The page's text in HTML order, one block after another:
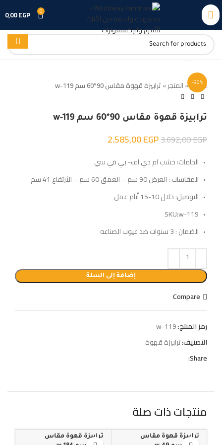
0
0,00EGP
-30%
Click to enlarge
Home
» المتجر» ترابيزة قهوة مقاس 90*60 سم w-119
ترابيزة قهوة مقاس 90*60 سم w-119
3.692,00EGP
2.585,00EGP
الخامات: خشب ام دي اف- بي في سي
المقاسات : العرض 90 سم – العمق 60 سم – الأرتفاع 41 سم
التوصيل: خلال 10-15 أيام عمل
SKU:w-119
الضمان : 3 سنوات ضد عيوب الصناعه
إضافة إلى السلة
Compare
رمز المنتج:w-119
التصنيف:ترابيزة قهوة
Share:
منتجات ذات صلة
ترابيزة قهوة مقاس
ترابيزة قهوة مقاس